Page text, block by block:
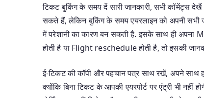
टिकट बुकिंग के समय दें सारी जानकारी, सभी कॉमेंट्स
सकते हैं, लेकिन बुकिंग के समय एयरलाइन को अपनी सभी
में परेशानी का कारण बन सकती है. इसके साथ ही
होती है या Flight reschedule होती है, तो इसकी
ई-टिकट की कॉपी और पहचान पत्र साथ रखें, अपने साथ
क्योंकि बिना टिकट के आपकी एयरपोर्ट पर एंट्री भी